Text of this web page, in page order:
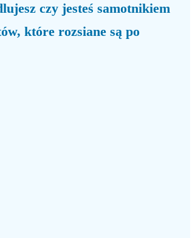
czy jesteś samotnikiem
które rozsiane są po